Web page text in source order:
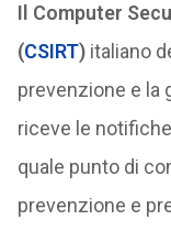
Il Computer
(CSIRT)italiano
prevenzione e la
riceve le
quale punto di
prevenzione e